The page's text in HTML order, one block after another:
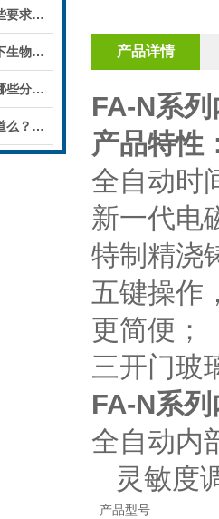
在制备生物指示剂时有哪些要求你知道么
下面让我们一起来了解一下生物指示剂的分类及应用吧
你知道实验培养箱具体有哪些分类么?
如何储存干粉培养基你知道么？一起来了解一下吧
产品详情
FA-N系列
产品特性
全自动时
新一代电
特制精浇
五键操作
更简便 ；
三开门玻
FA-N系
全自动内
灵敏度
产品型号